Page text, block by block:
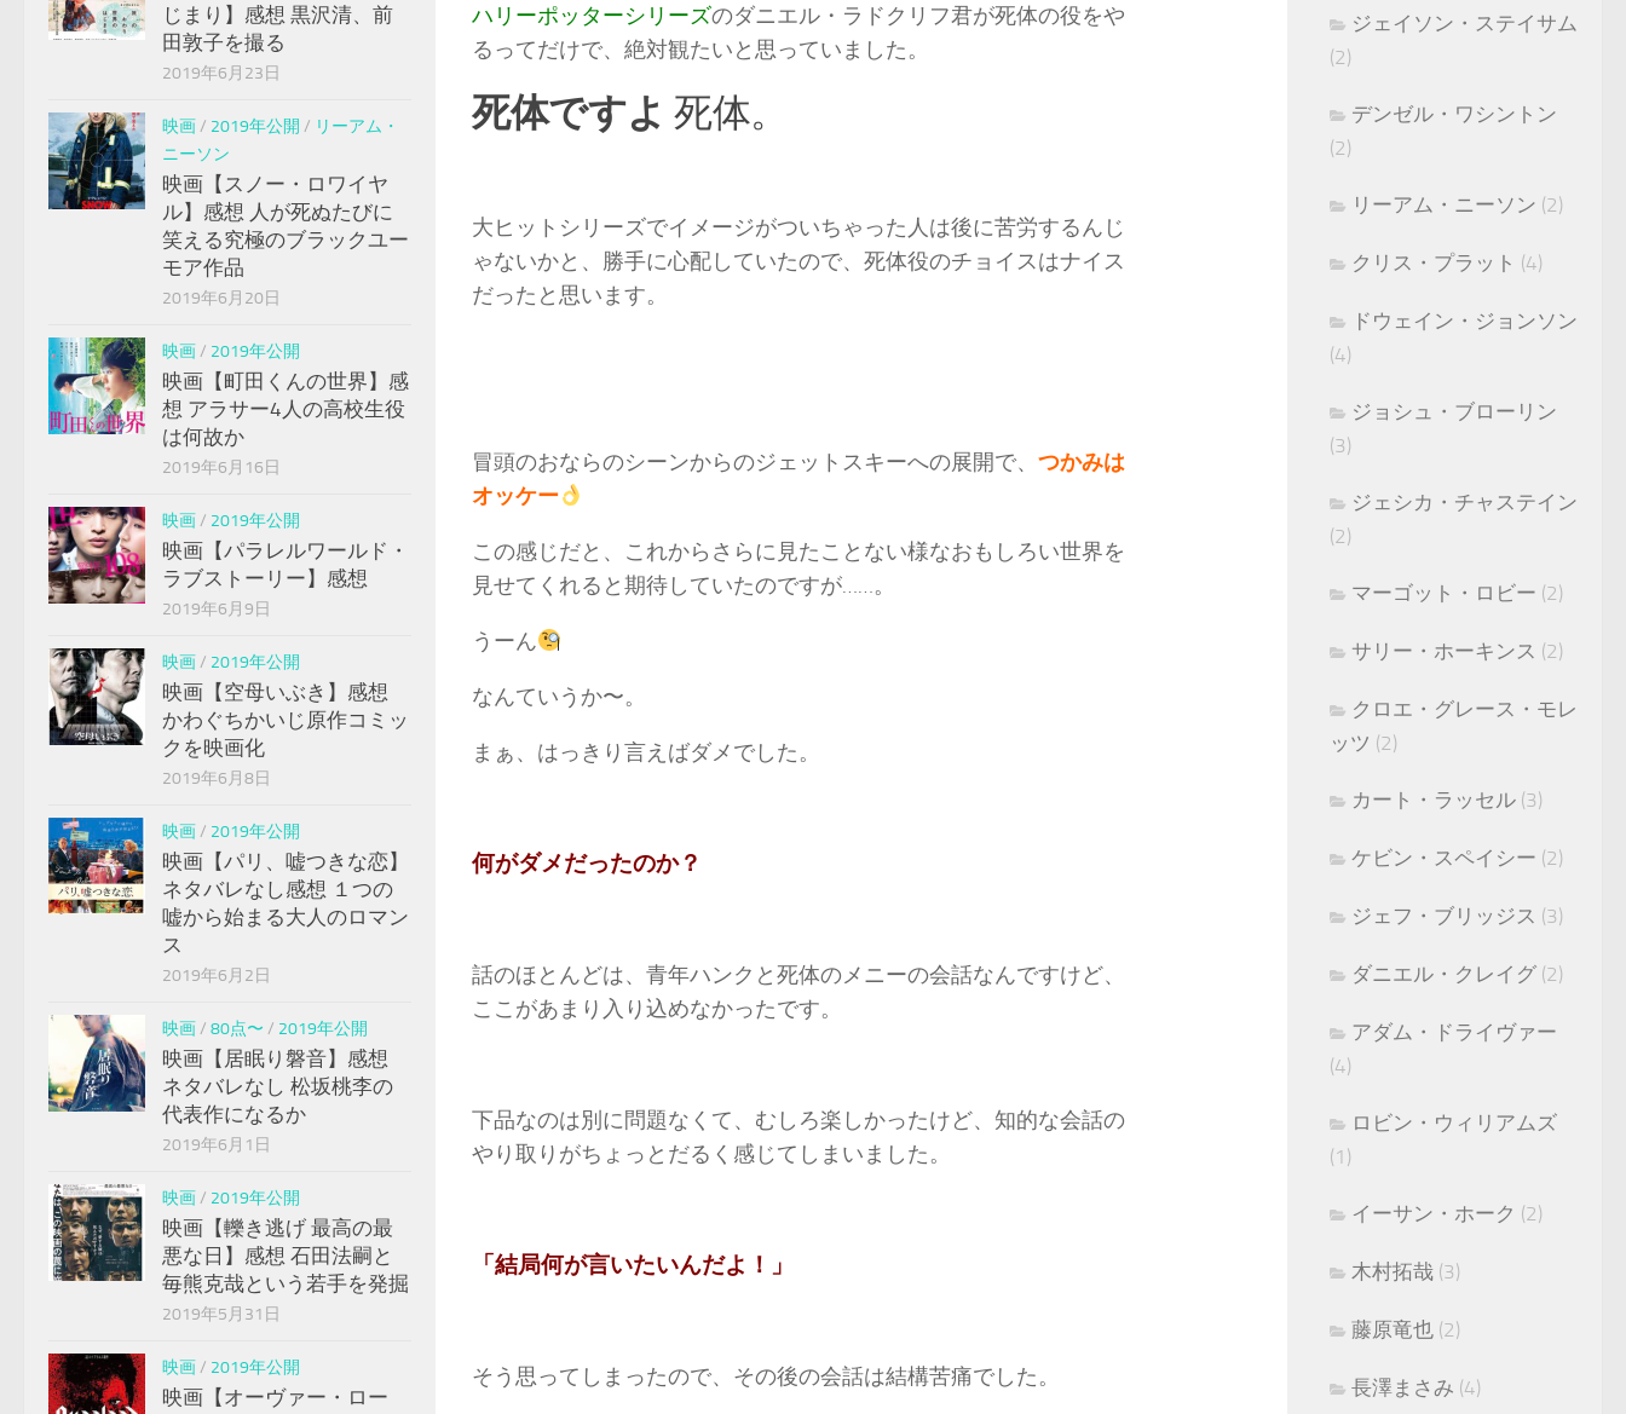
ハリーポッターシリーズのダニエル・ラドクリフ君が死体の役をや
るってだけで、絶対観たいと思っていました。
死体ですよ 死体。
大ヒットシリーズでイメージがついちゃった人は後に苦労するんじ
ゃないかと、勝手に心配していたので、死体役のチョイスはナイス
だったと思います。
冒頭のおならのシーンからのジェットスキーへの展開で、 つかみは
オッケー
この感じだと、これからさらに見たことない様なおもしろい世界を
見せてくれると期待していたのですが……。
うーん
なんていうか〜。
まぁ、はっきり言えばダメでした。
何がダメだったのか？
話のほとんどは、青年ハンクと死体のメニーの会話なんですけど、
ここがあまり入り込めなかったです。
下品なのは別に問題なくて、むしろ楽しかったけど、知的な会話の
やり取りがちょっとだるく感じてしまいました。
「結局何が言いたいんだよ！」
そう思ってしまったので、その後の会話は結構苦痛でした。
じまり】感想 黒沢清、前
田敦子を撮る
2019年6月23日
映画/ 2019年公開 / リーアム・
ニーソン
映画【スノー・ロワイヤ
ル】感想 人が死ぬたびに
笑える究極のブラックユー
モア作品
2019年6月20日
映画/ 2019年公開
映画【町田くんの世界】感
想 アラサー4人の高校生役
は何故か
2019年6月16日
映画/ 2019年公開
映画【パラレルワールド・
ラブストーリー】感想
2019年6月9日
映画/ 2019年公開
映画【空母いぶき】感想
かわぐちかいじ原作コミッ
クを映画化
2019年6月8日
映画/ 2019年公開
映画【パリ、嘘つきな恋】
ネタバレなし感想 １つの
嘘から始まる大人のロマン
ス
2019年6月2日
映画/ 80点〜 / 2019年公開
映画【居眠り磐音】感想
ネタバレなし 松坂桃李の
代表作になるか
2019年6月1日
映画/ 2019年公開
映画【轢き逃げ 最高の最
悪な日】感想 石田法嗣と
毎熊克哉という若手を発掘
2019年5月31日
映画/ 2019年公開
映画【オーヴァー・ロー
ジェイソン・ステイサム
(2)
デンゼル・ワシントン
(2)
リーアム・ニーソン (2)
クリス・プラット (4)
ドウェイン・ジョンソン
(4)
ジョシュ・ブローリン
(3)
ジェシカ・チャステイン
(2)
マーゴット・ロビー (2)
サリー・ホーキンス (2)
クロエ・グレース・モレ
ッツ (2)
カート・ラッセル (3)
ケビン・スペイシー (2)
ジェフ・ブリッジス (3)
ダニエル・クレイグ (2)
アダム・ドライヴァー
(4)
ロビン・ウィリアムズ
(1)
イーサン・ホーク (2)
木村拓哉 (3)
藤原竜也 (2)
長澤まさみ (4)